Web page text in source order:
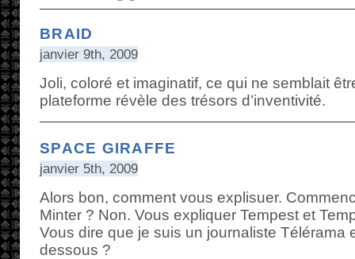
BRAID
janvier 9th, 2009
Joli, coloré et imaginatif, ce qui ne semblait
plateforme révèle des trésors d’inventivité.
SPACE GIRAFFE
janvier 5th, 2009
Alors bon, comment vous explisuer.
Minter ? Non. Vous expliquer Tempest et
Vous dire que je suis un journaliste Télérama
dessous ?